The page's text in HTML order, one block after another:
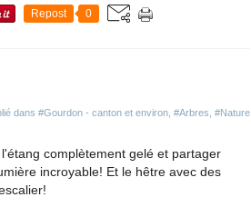
Repost 0
dans #Gourdon - canton et environ #Arbres #Nature
complètement gelé et partager
incroyable! Et le hêtre avec des